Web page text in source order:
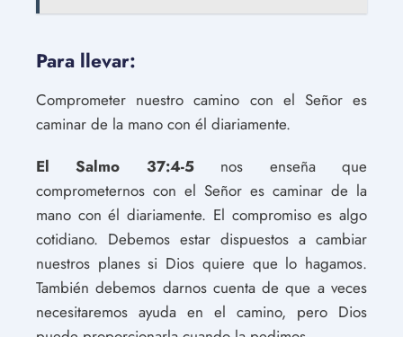
Para llevar:
Comprometer nuestro camino con el Señor es
caminar de la mano con él diariamente.
El Salmo 37:4-5nos enseña que
comprometernos con el Señor es caminar de la
mano con él diariamente. El compromiso es algo
cotidiano. Debemos estar dispuestos a cambiar
nuestros planes si Dios quiere que lo hagamos.
También debemos darnos cuenta de que a veces
necesitaremos ayuda en el camino, pero Dios